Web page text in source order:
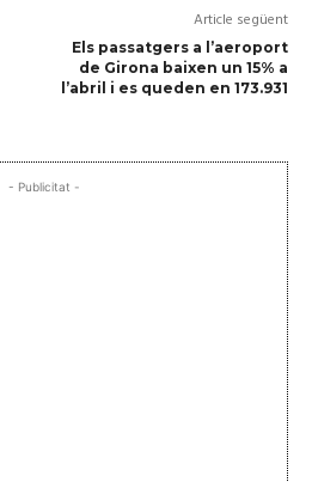
Article següent
Els passatgers a l’aeroport
de Girona baixen un 15% a
l’abril i es queden en 173.931
- Publicitat -